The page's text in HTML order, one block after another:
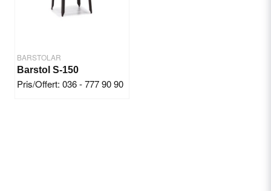
BARSTOLAR
Barstol S-150
Pris/Offert: 036 - 777 90 90